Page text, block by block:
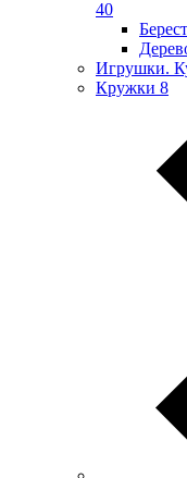
40
Игрушки.
Кружки 8